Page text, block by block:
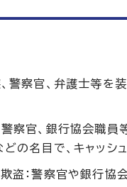
、警察官、弁護士等
警察官、銀行協会職員
の名目で、キャッシ
盗：警察官や銀行協